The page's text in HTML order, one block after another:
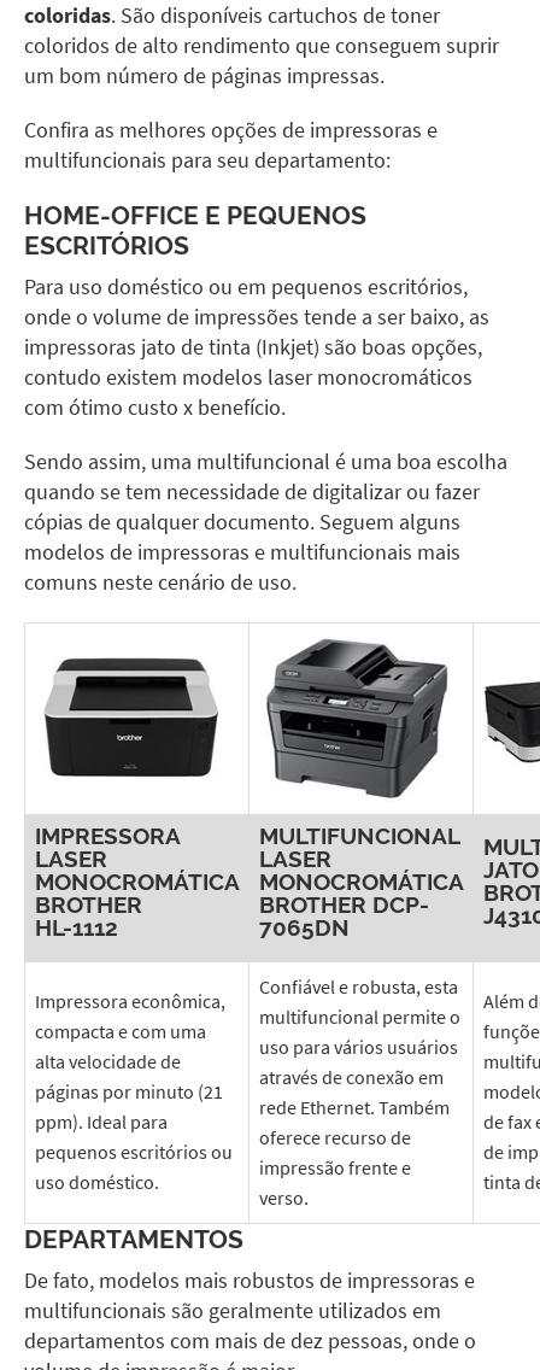
coloridas. São disponíveis cartuchos de toner
coloridos de alto rendimento que conseguem suprir
um bom número de páginas impressas.
Confira as melhores opções de impressoras e
multifuncionais para seu departamento:
HOME-OFFICE E PEQUENOS
ESCRITÓRIOS
Para uso doméstico ou em pequenos escritórios,
onde o volume de impressões tende a ser baixo, as
impressoras jato de tinta (Inkjet) são boas opções,
contudo existem modelos laser monocromáticos
com ótimo custo x benefício.
Sendo assim, uma multifuncional é uma boa escolha
quando se tem necessidade de digitalizar ou fazer
cópias de qualquer documento. Seguem alguns
modelos de impressoras e multifuncionais mais
comuns neste cenário de uso.
IMPRESSORA
LASER
MONOCROMÁTICA
BROTHER
HL-1112
MULTIFUNCIONAL
LASER
MONOCROMÁTICA
BROTHER DCP-
7065DN
Impressora econômica,
compacta e com uma
alta velocidade de
páginas por minuto (21
ppm). Ideal para
pequenos escritórios ou
uso doméstico.
Confiável e robusta, esta
multifuncional permite o
uso para vários usuários
através de conexão em
rede Ethernet. Também
oferece recurso de
impressão frente e
verso.
Além
de fax
de
tinta
DEPARTAMENTOS
De fato, modelos mais robustos de impressoras e
multifuncionais são geralmente utilizados em
departamentos com mais de dez pessoas, onde o